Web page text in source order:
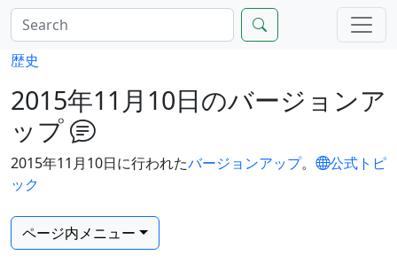
歴史
2015年11月10日のバージョンア
ップ
2015年11月10日に行われたバージョンアップ。
公式トピ
ック
ページ内メニュー